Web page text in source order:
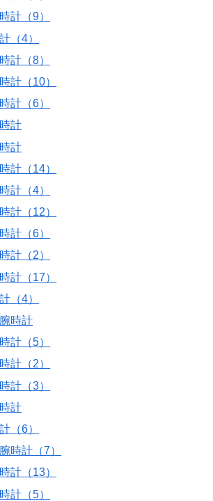
計（9）
（4）
計（8）
計（10）
計（6）
計
計
計（14）
計（4）
計（12）
計（6）
計（2）
計（17）
（4）
時計
計（5）
計（2）
計（3）
計
（6）
時計（7）
計（13）
計（5）